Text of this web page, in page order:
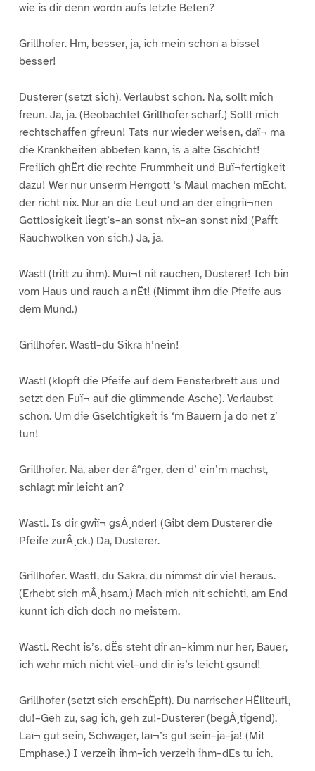
wie is dir denn wordn aufs letzte Beten?
Grillhofer. Hm, besser, ja, ich mein schon a bissel
besser!
Dusterer (setzt sich). Verlaubst schon. Na, sollt mich
freun. Ja, ja. (Beobachtet Grillhofer scharf.) Sollt mich
rechtschaffen gfreun! Tats nur wieder weisen, daï¬ ma
die Krankheiten abbeten kann, is a alte Gschicht!
Freilich ghËrt die rechte Frummheit und Buï¬fertigkeit
dazu! Wer nur unserm Herrgott ‘s Maul machen mËcht,
der richt nix. Nur an die Leut und an der eingriï¬nen
Gottlosigkeit liegt’s–an sonst nix–an sonst nix! (Pafft
Rauchwolken von sich.) Ja, ja.
Wastl (tritt zu ihm). Muï¬t nit rauchen, Dusterer! Ich bin
vom Haus und rauch a nËt! (Nimmt ihm die Pfeife aus
dem Mund.)
Grillhofer. Wastl–du Sikra h’nein!
Wastl (klopft die Pfeife auf dem Fensterbrett aus und
setzt den Fuï¬ auf die glimmende Asche). Verlaubst
schon. Um die Gselchtigkeit is ‘m Bauern ja do net z’
tun!
Grillhofer. Na, aber der â°rger, den d’ ein’m machst,
schlagt mir leicht an?
Wastl. Is dir gwiï¬ gsÂ¸nder! (Gibt dem Dusterer die
Pfeife zurÂ¸ck.) Da, Dusterer.
Grillhofer. Wastl, du Sakra, du nimmst dir viel heraus.
(Erhebt sich mÂ¸hsam.) Mach mich nit schichti, am End
kunnt ich dich doch no meistern.
Wastl. Recht is’s, dËs steht dir an–kimm nur her, Bauer,
ich wehr mich nicht viel–und dir is’s leicht gsund!
Grillhofer (setzt sich erschËpft). Du narrischer HËllteufl,
du!–Geh zu, sag ich, geh zu!-Dusterer (begÂ¸tigend).
Laï¬ gut sein, Schwager, laï¬’s gut sein–ja–ja! (Mit
Emphase.) I verzeih ihm–ich verzeih ihm–dËs tu ich.